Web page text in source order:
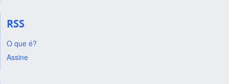
RSS
O que é?
Assine